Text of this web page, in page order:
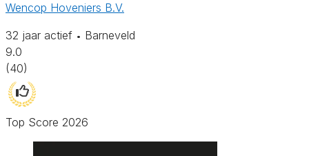
Wencop Hoveniers B.V.
32 jaar actief • Barneveld
9.0
(40)
Top Score 2026